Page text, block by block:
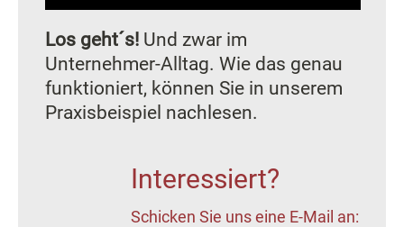
Los geht´s! Und zwar im
Unternehmer-Alltag. Wie das genau
funktioniert, können Sie in unserem
Praxisbeispiel nachlesen.
Interessiert?
Schicken Sie uns eine E-Mail an: